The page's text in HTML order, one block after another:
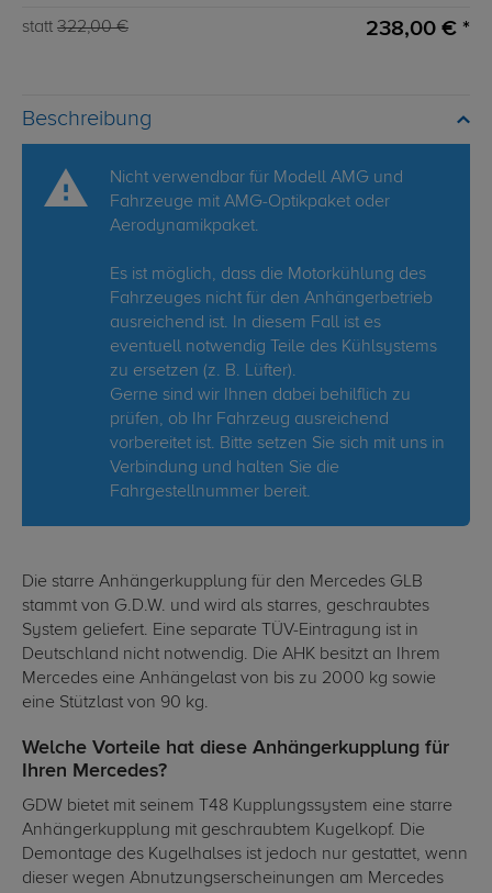
statt 322,00 € 238,00 € *
Beschreibung
Nicht verwendbar für Modell AMG und
Fahrzeuge mit AMG-Optikpaket oder
Aerodynamikpaket.
Es ist möglich, dass die Motorkühlung des
Fahrzeuges nicht für den Anhängerbetrieb
ausreichend ist. In diesem Fall ist es
eventuell notwendig Teile des Kühlsystems
zu ersetzen (z. B. Lüfter).
Gerne sind wir Ihnen dabei behilflich zu
prüfen, ob Ihr Fahrzeug ausreichend
vorbereitet ist. Bitte setzen Sie sich mit uns in
Verbindung und halten Sie die
Fahrgestellnummer bereit.
Die starre Anhängerkupplung für den Mercedes GLB
stammt von G.D.W. und wird als starres, geschraubtes
System geliefert. Eine separate TÜV-Eintragung ist in
Deutschland nicht notwendig. Die AHK besitzt an Ihrem
Mercedes eine Anhängelast von bis zu 2000 kg sowie
eine Stützlast von 90 kg.
Welche Vorteile hat diese Anhängerkupplung für
Ihren Mercedes?
GDW bietet mit seinem T48 Kupplungssystem eine starre
Anhängerkupplung mit geschraubtem Kugelkopf. Die
Demontage des Kugelhalses ist jedoch nur gestattet, wenn
dieser wegen Abnutzungserscheinungen am Mercedes